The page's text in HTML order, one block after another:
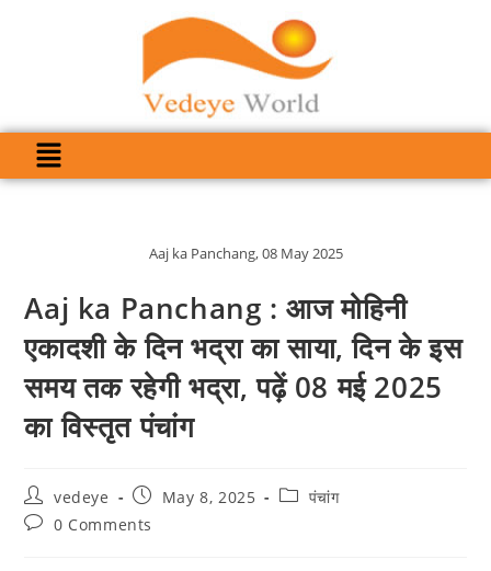
Aaj ka Panchang, 08 May 2025
Aaj ka Panchang : आज मोहिनी
एकादशी के दिन भद्रा का साया, दिन के इस
समय तक रहेगी भद्रा, पढ़ें 08 मई 2025
का विस्तृत पंचांग
vedeye May 8, 2025
पंचांग
0 Comments